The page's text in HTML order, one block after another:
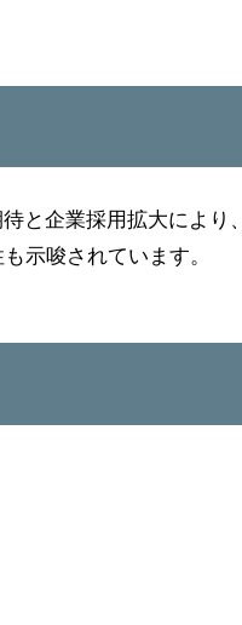
と企業採用拡大により、
示唆されています。